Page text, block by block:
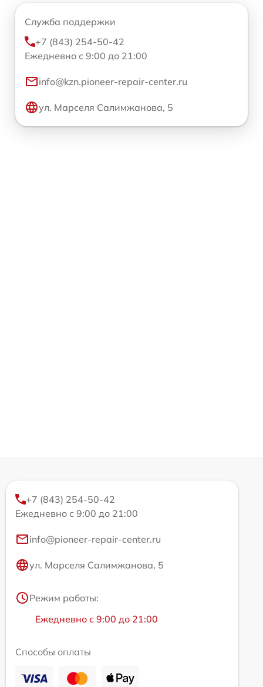
Служба поддержки
+7 (843) 254-50-42
Ежедневно с 9:00 до 21:00
info@kzn.pioneer-repair-center.ru
ул. Марселя Салимжанова, 5
+7 (843) 254-50-42
Ежедневно с 9:00 до 21:00
info@pioneer-repair-center.ru
ул. Марселя Салимжанова, 5
Режим работы:
Ежедневно с 9:00 до 21:00
Способы оплаты